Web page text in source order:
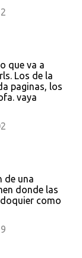
que va a
Los de la
paginas, los
vaya
de una
donde las
como